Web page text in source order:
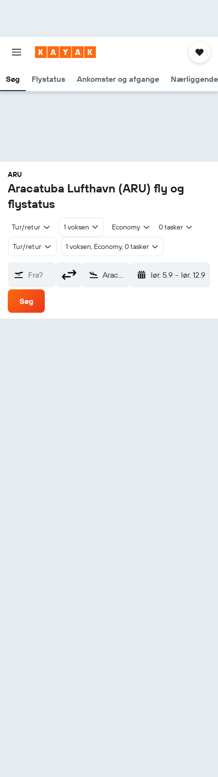
Søg Flystatus Ankomster og afgange
ARU
Aracatuba Lufthavn (ARU) fly og
flystatus
Tur/retur 1 voksen Economy 0 tasker
Tur/retur 1 voksen, Economy, 0 tasker
Fra? Aracatuba (ARU) lør. 5.9 - lør. 12.9
Søg